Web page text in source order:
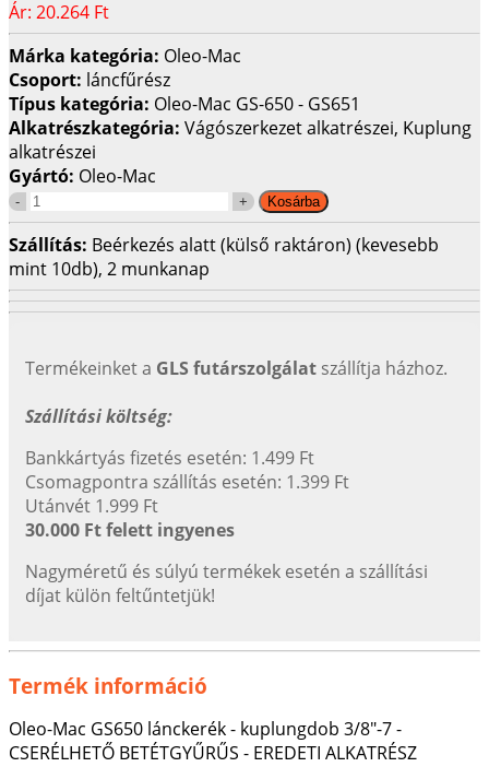
Ár: 20.264 Ft
Márka kategória: Oleo-Mac
Csoport: láncfűrész
Típus kategória: Oleo-Mac GS-650 - GS651
Alkatrészkategória: Vágószerkezet alkatrészei, Kuplung
alkatrészei
Gyártó: Oleo-Mac
Szállítás: Beérkezés alatt (külső raktáron) (kevesebb
mint 10db), 2 munkanap
Termékeinket a GLS futárszolgálat szállítja házhoz.
Szállítási költség:
Bankkártyás fizetés esetén: 1.499 Ft
Csomagpontra szállítás esetén: 1.399 Ft
Utánvét 1.999 Ft
30.000 Ft felett ingyenes
Nagyméretű és súlyú termékek esetén a szállítási
díjat külön feltűntetjük!
Termék információ
Oleo-Mac GS650 lánckerék - kuplungdob 3/8"-7 -
CSERÉLHETŐ BETÉTGYŰRŰS - EREDETI ALKATRÉSZ